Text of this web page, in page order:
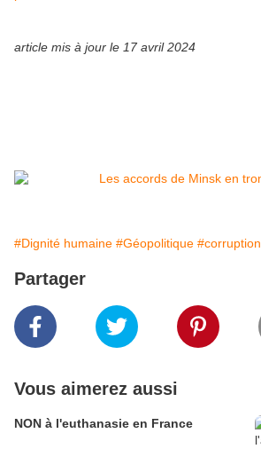
article mis à jour le 17 avril 2024
#Dignité humaine #Géopolitique #corruption
Partager
Vous aimerez aussi
NON à l'euthanasie en France